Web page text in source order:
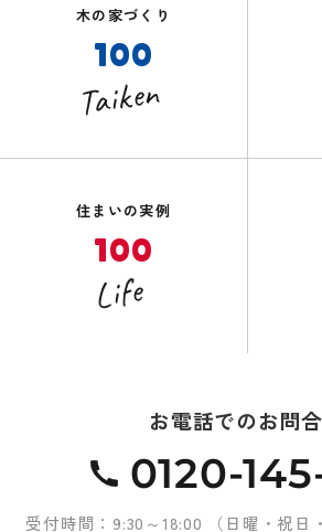
木の家づくり
100
Taiken
住まいの実例
100
Life
お電話でのお問
0120-
受付時間：9:30～18:00 （日曜・祝日